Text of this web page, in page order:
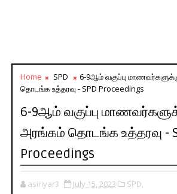
Home SPD
6-9ஆம் வகுப்பு
தொடங்க உத்தரவு - SPD Proceedings
6-9ஆம் வகுப்பு
அரங்கம் தொடங்க உத்தரவு -
Proceedings
asiriyar3 July 15, 2023 SPD,